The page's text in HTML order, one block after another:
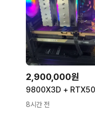
2,900,000원
8시간 전